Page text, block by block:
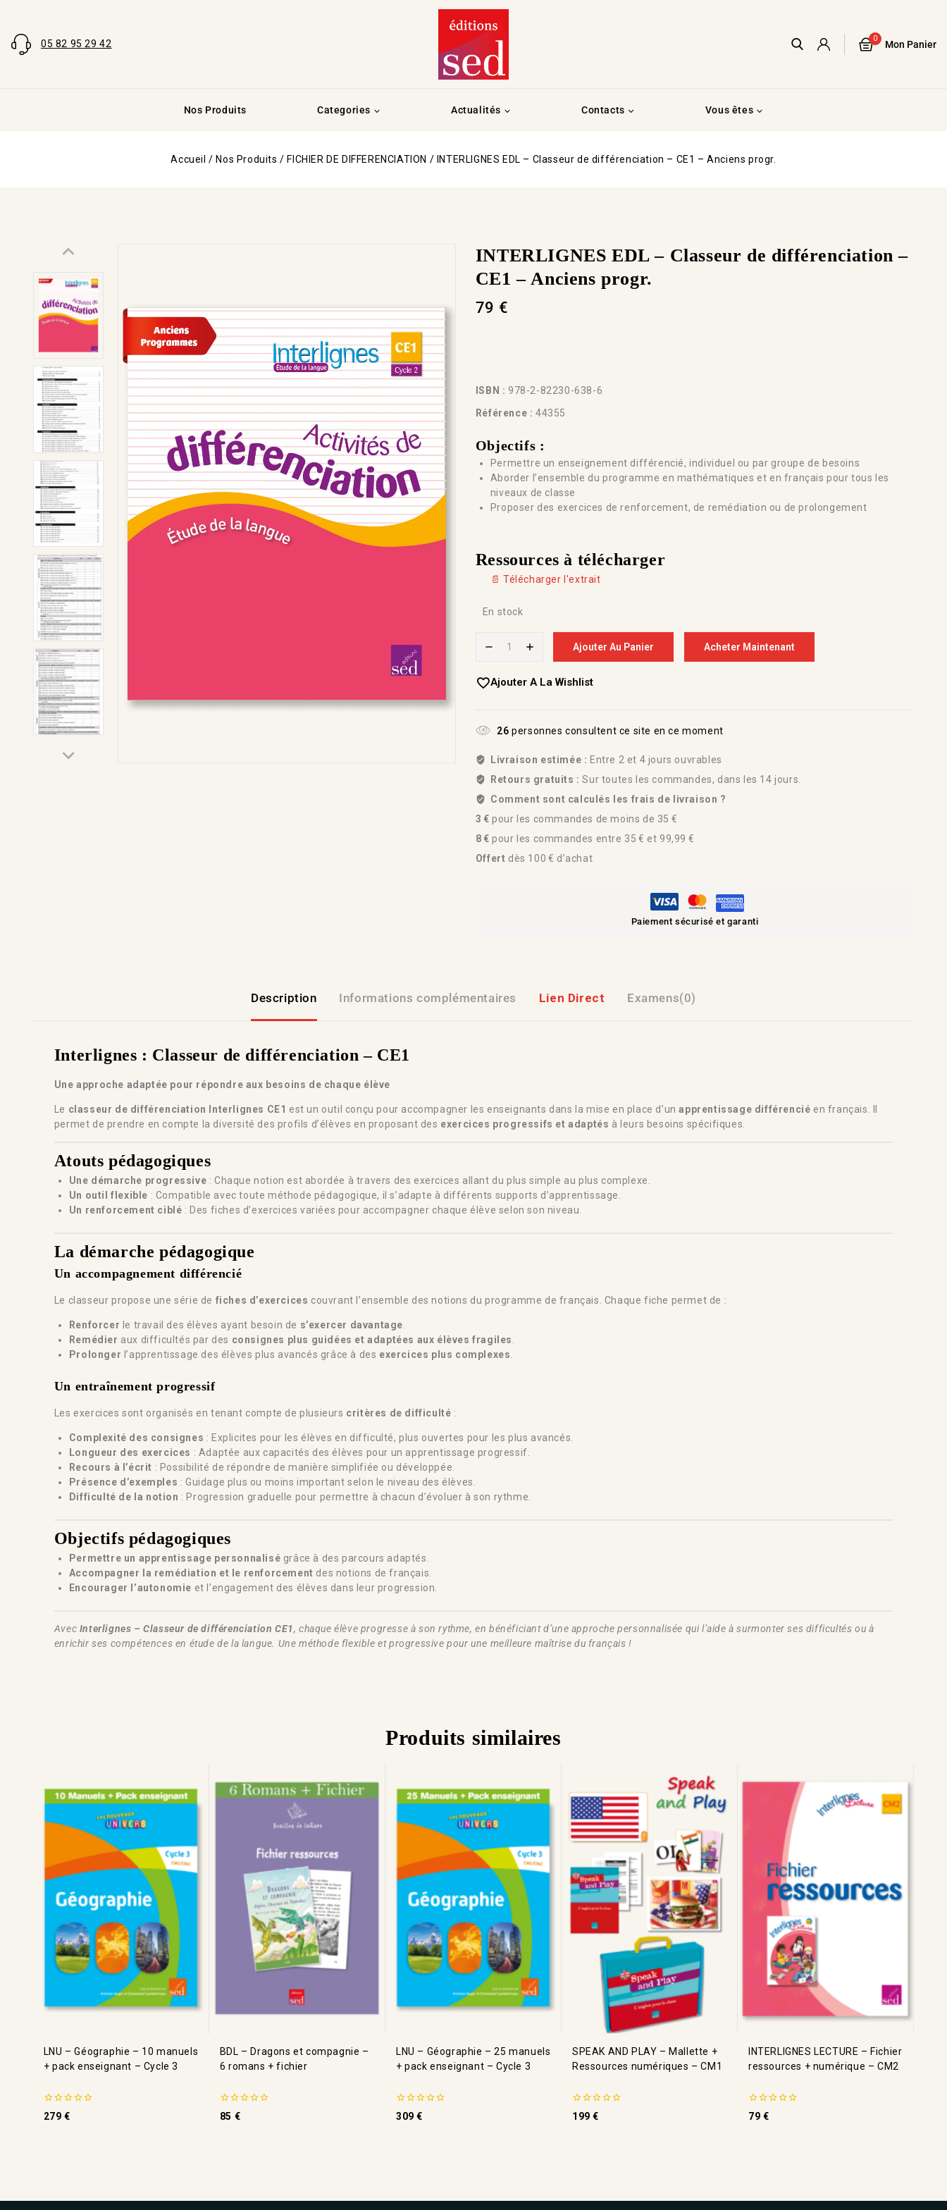
05 82 95 29 42 0
Mon Panier
Nos Produits Categories Actualités Contacts Vous êtes
Accueil / Nos Produits / FICHIER DE DIFFERENCIATION / INTERLIGNES EDL – Classeur de différenciation – CE1 – Anciens progr.
INTERLIGNES EDL – Classeur de différenciation –
CE1 – Anciens progr.
79 €
ISBN : 978-2-82230-638-6
Référence : 44355
Objectifs :
Permettre un enseignement différencié, individuel ou par groupe de besoins
Aborder l’ensemble du programme en mathématiques et en français pour tous les
niveaux de classe
Proposer des exercices de renforcement, de remédiation ou de prolongement
Ressources à télécharger
📄 Télécharger l'extrait
En stock
Ajouter Au Panier Acheter Maintenant
Ajouter A La Wishlist
26 personnes consultent ce site en ce moment
Livraison estimée : Entre 2 et 4 jours ouvrables
Retours gratuits :Sur toutes les commandes, dans les 14 jours.
Comment sont calculés les frais de livraison ?
3 € pour les commandes de moins de 35 €
8 € pour les commandes entre 35 € et 99,99 €
Offert dès 100 € d’achat
Paiement sécurisé et garanti
Description Informations complémentaires Lien Direct Examens(0)
Interlignes : Classeur de différenciation – CE1
Une approche adaptée pour répondre aux besoins de chaque élève
Le classeur de différenciation Interlignes CE1 est un outil conçu pour accompagner les enseignants dans la mise en place d’unapprentissage différencié en français. Il
permet de prendre en compte la diversité des profils d’élèves en proposant des exercices progressifs et adaptés à leurs besoins spécifiques.
Atouts pédagogiques
Une démarche progressive : Chaque notion est abordée à travers des exercices allant du plus simple au plus complexe.
Un outil flexible : Compatible avec toute méthode pédagogique, il s’adapte à différents supports d’apprentissage.
Un renforcement ciblé : Des fiches d’exercices variées pour accompagner chaque élève selon son niveau.
La démarche pédagogique
Un accompagnement différencié
Le classeur propose une série de fiches d’exercices couvrant l’ensemble des notions du programme de français. Chaque fiche permet de :
Renforcer le travail des élèves ayant besoin de s’exercer davantage
Remédier aux difficultés par des consignes plus guidées et adaptées aux élèves fragiles
Prolonger l’apprentissage des élèves plus avancés grâce à des exercices plus complexes
Un entraînement progressif
Les exercices sont organisés en tenant compte de plusieurs critères de difficulté :
Complexité des consignes : Explicites pour les élèves en difficulté, plus ouvertes pour les plus avancés.
Longueur des exercices : Adaptée aux capacités des élèves pour un apprentissage progressif.
Recours à l’écrit : Possibilité de répondre de manière simplifiée ou développée.
Présence d’exemples : Guidage plus ou moins important selon le niveau des élèves.
Difficulté de la notion : Progression graduelle pour permettre à chacun d’évoluer à son rythme.
Objectifs pédagogiques
Permettre un apprentissage personnalisé grâce à des parcours adaptés.
Accompagner la remédiation et le renforcement des notions de français.
Encourager l’autonomie et l’engagement des élèves dans leur progression.
Avec Interlignes – Classeur de différenciation CE1, chaque élève progresse à son rythme, en bénéficiant d’une approche personnalisée qui l’aide à surmonter ses difficultés ou à
enrichir ses compétences en étude de la langue. Une méthode flexible et progressive pour une meilleure maîtrise du français !
Produits similaires
LNU – Géographie – 10 manuels
+ pack enseignant – Cycle 3
0
de
279€
BDL – Dragons et compagnie –
6 romans + fichier
0
de
85 €
LNU – Géographie – 25 manuels
+ pack enseignant – Cycle 3
0
de
309€
SPEAK AND PLAY – Mallette +
Ressources numériques – CM1
0
de
199€
INTERLIGNES LECTURE – Fichier
ressources + numérique – CM2
0
de
79 €